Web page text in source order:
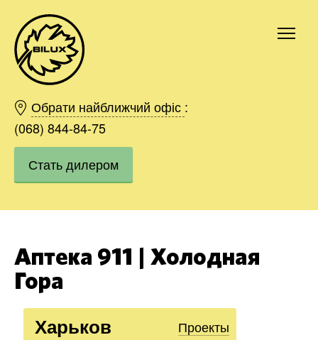
Обрати найближчий офіс :
(068) 844-84-75
Стать дилером
Аптека 911 | Холодная
Гора
Харьков
Проекты
Киев
Харьков
Одесса
Днепр
Ивано-Франковск
Винница
Область
Заказать